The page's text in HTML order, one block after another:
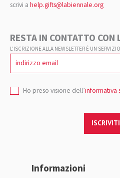
scrivi a help.gifts@labiennale.org
RESTA IN CONTATTO CON
L’ISCRIZIONE ALLA NEWSLETTER È UN
ISCRIVITI
Ho preso visione dell’informativa
Informazioni